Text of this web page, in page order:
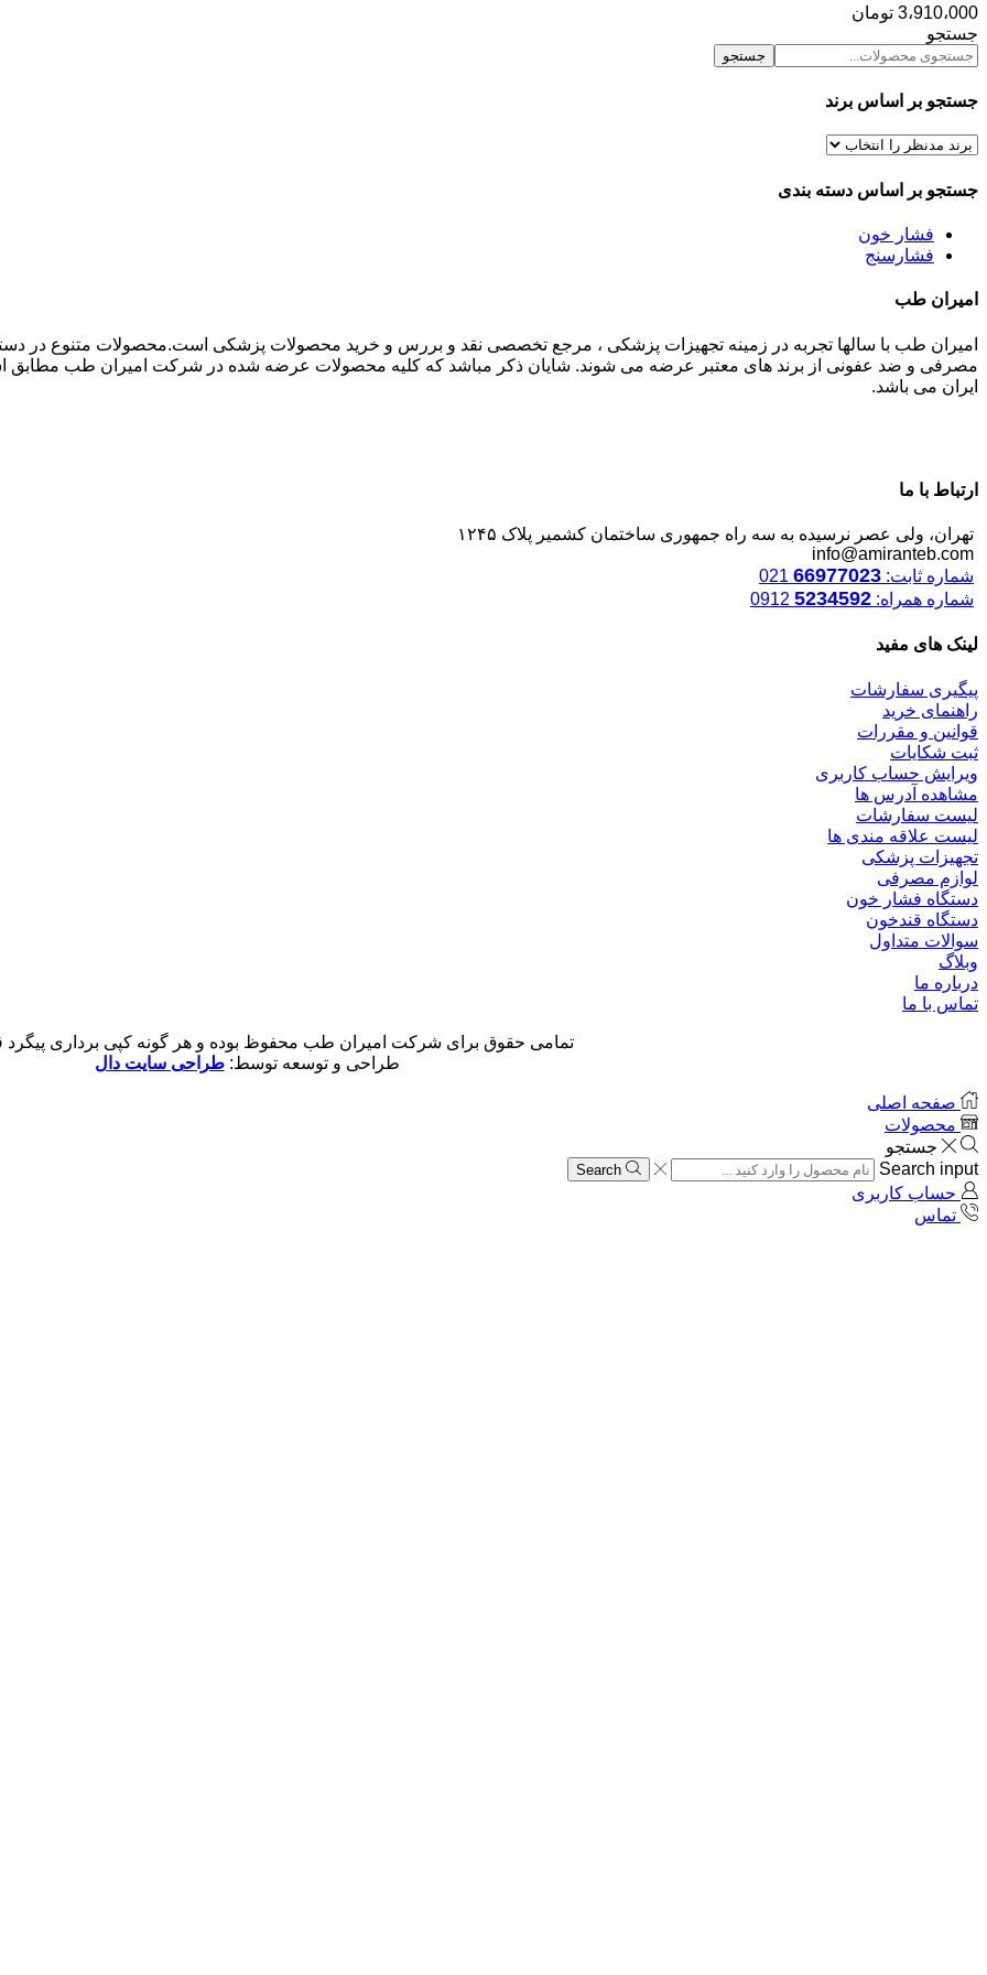
3،910،000 تومان
جستجو
جستجو
جستجو بر اساس برند
جستجو بر اساس دسته بندی
فشار خون
فشارسنج
امیران طب
امیران طب با سالها تجربه در زمینه تجهیزات پزشکی ، مرجع تخصصی نقد و بررس و خرید محصولات پزشکی است.محصولات متنوع در
مصرفی و ضد عفونی از برند های معتبر عرضه می شوند. شایان ذکر مباشد که کلیه محصولات عرضه شده در شرکت امیران طب مطابق
ایران می باشد.
ارتباط با ما
تهران، ولی عصر نرسیده به سه راه جمهوری ساختمان کشمیر پلاک ۱۲۴۵
info@amiranteb.com
شماره ثابت: 66977023
شماره همراه: 5234592
لینک های مفید
پیگیری سفارشات
راهنمای خرید
قوانین و مقررات
ثبت شکایات
ویرایش حساب کاربری
مشاهده آدرس ها
لیست سفارشات
لیست علاقه مندی ها
تجهیزات پزشکی
لوازم مصرفی
دستگاه فشار خون
دستگاه قندخون
سوالات متداول
وبلاگ
درباره ما
تماس با ما
تمامی حقوق برای شرکت امیران طب محفوظ بوده و هر گونه کپی برداری پیگرد
طراحی و توسعه توسط:طراحی سایت دال
صفحه اصلی
محصولات
جستجو
Search input
Search
حساب کاربری
تماس